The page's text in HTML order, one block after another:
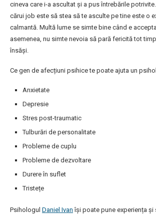
cineva care i-a ascultat și a pus întrebările potrivite.
cărui job este să stea să te asculte pe tine este o
calmantă. Multă lume se simte bine când e
asemenea, nu simte nevoia să pară fericită tot
însăși.
Ce gen de afecțiuni psihice te poate ajuta un
Anxietate
Depresie
Stres post-traumatic
Tulburări de personalitate
Probleme de cuplu
Probleme de dezvoltare
Durere în suflet
Tristețe
Psihologul Daniel Ivan își poate pune experiența și